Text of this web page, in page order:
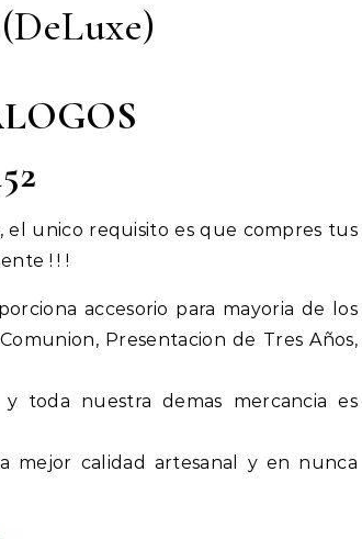
el unico requisito es que compres tus
! ! !
accesorio para mayoria de los
Presentacion de Tres Años,
toda nuestra demas mercancia es
mejor calidad artesanal y en nunca